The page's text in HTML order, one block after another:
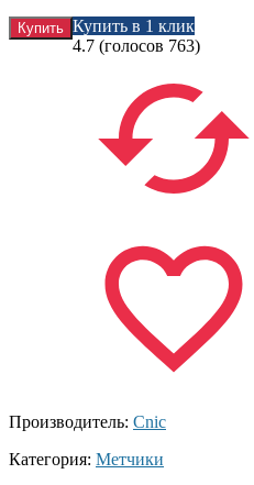
Купить в 1 клик
4.7 (голосов 763)
Производитель: Cnic
Категория: Метчики